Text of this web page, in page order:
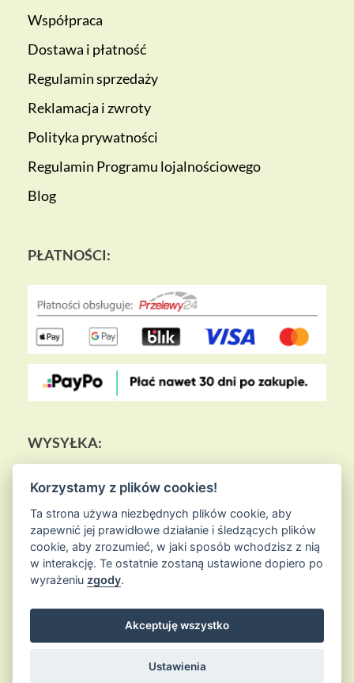
Współpraca
Dostawa i płatność
Regulamin sprzedaży
Reklamacja i zwroty
Polityka prywatności
Regulamin Programu lojalnościowego
Blog
PŁATNOŚCI:
WYSYŁKA:
© 2026Sklep Ziołowa Wyspais proudly powered by
Entries (RSS) and Comments (RSS)
Korzystamy z plików cookies!
Ta strona używa niezbędnych plików cookie, aby
zapewnić jej prawidłowe działanie i śledzących plików
cookie, aby zrozumieć, w jaki sposób wchodzisz z nią
w interakcję. Te ostatnie zostaną ustawione dopiero po
wyrażeniu zgody.
Akceptuję wszystko
Ustawienia